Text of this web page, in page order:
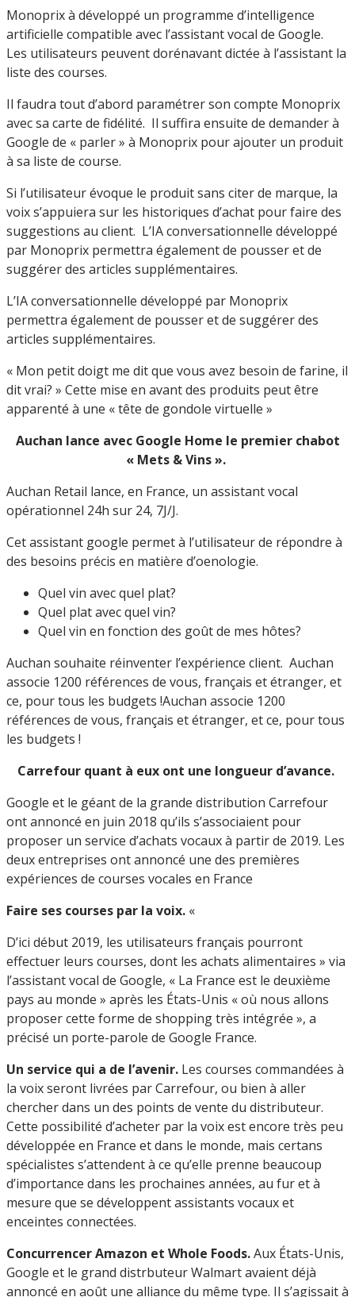
Monoprix à développé un programme d’intelligence
artificielle compatible avec l’assistant vocal de Google.
Les utilisateurs peuvent dorénavant dictée à l’assistant la
liste des courses.
Il faudra tout d’abord paramétrer son compte Monoprix
avec sa carte de fidélité. Il suffira ensuite de demander à
Google de « parler » à Monoprix pour ajouter un produit
à sa liste de course.
Si l’utilisateur évoque le produit sans citer de marque, la
voix s’appuiera sur les historiques d’achat pour faire des
suggestions au client. L’IA conversationnelle développé
par Monoprix permettra également de pousser et de
suggérer des articles supplémentaires.
L’IA conversationnelle développé par Monoprix
permettra également de pousser et de suggérer des
articles supplémentaires.
« Mon petit doigt me dit que vous avez besoin de farine, il
dit vrai? » Cette mise en avant des produits peut être
apparenté à une « tête de gondole virtuelle »
Auchan lance avec Google Home le premier chabot
« Mets & Vins ».
Auchan Retail lance, en France, un assistant vocal
opérationnel 24h sur 24, 7J/J.
Cet assistant google permet à l’utilisateur de répondre à
des besoins précis en matière d’oenologie.
Quel vin avec quel plat?
Quel plat avec quel vin?
Quel vin en fonction des goût de mes hôtes?
Auchan souhaite réinventer l’expérience client. Auchan
associe 1200 références de vous, français et étranger, et
ce, pour tous les budgets !Auchan associe 1200
références de vous, français et étranger, et ce, pour tous
les budgets !
Carrefour quant à eux ont une longueur d’avance.
Google et le géant de la grande distribution Carrefour
ont annoncé en juin 2018 qu’ils s’associaient pour
proposer un service d’achats vocaux à partir de 2019. Les
deux entreprises ont annoncé une des premières
expériences de courses vocales en France
Faire ses courses par la voix. «
D’ici début 2019, les utilisateurs français pourront
effectuer leurs courses, dont les achats alimentaires » via
l’assistant vocal de Google, « La France est le deuxième
pays au monde » après les États-Unis « où nous allons
proposer cette forme de shopping très intégrée », a
précisé un porte-parole de Google France.
Un service qui a de l’avenir. Les courses commandées à
la voix seront livrées par Carrefour, ou bien à aller
chercher dans un des points de vente du distributeur.
Cette possibilité d’acheter par la voix est encore très peu
développée en France et dans le monde, mais certans
spécialistes s’attendent à ce qu’elle prenne beaucoup
d’importance dans les prochaines années, au fur et à
mesure que se développent assistants vocaux et
enceintes connectées.
Concurrencer Amazon et Whole Foods.Aux États-Unis,
Google et le grand distrbuteur Walmart avaient déjà
annoncé en août une alliance du même type. Il s’agissait à